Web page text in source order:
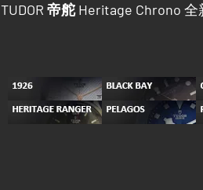
TUDOR 帝舵 Heritage Chrono 全